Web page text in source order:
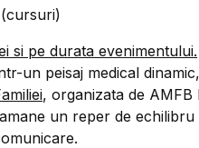
si pe durata evenimentului.
un peisaj medical dinamic,
, organizata de AMFB
un reper de